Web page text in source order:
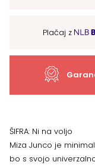
Plačaj z
ŠIFRA: Ni na voljo
Miza Junco je
bo s svojo